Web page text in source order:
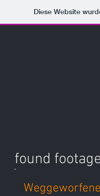
Diese Website
found